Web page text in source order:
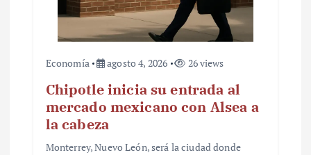
Economía agosto 4, 2026 26 views
Chipotle inicia su entrada al
mercado mexicano con Alsea a
la cabeza
Monterrey, Nuevo León, será la ciudad donde